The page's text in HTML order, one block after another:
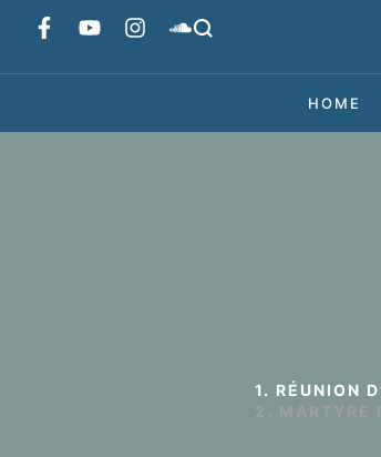
HOME
1. RÉUNION
2. MARTYRE